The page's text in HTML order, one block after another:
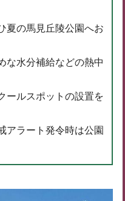
夏の馬見丘陵公園へお
な水分補給などの熱中
ールスポットの設置を
アラート発令時は公園